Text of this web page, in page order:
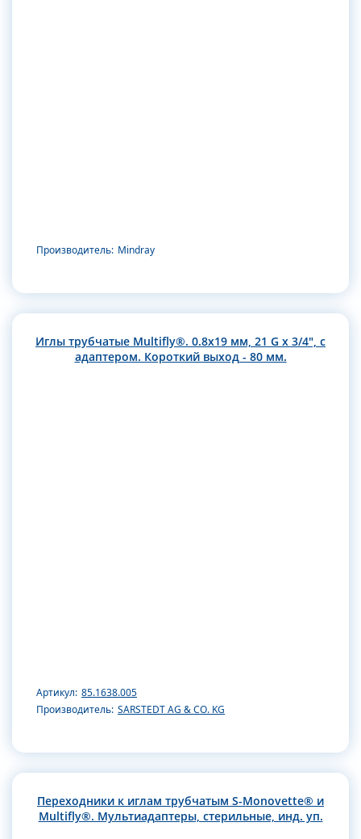
Производитель: Mindray
Иглы трубчатые Multifly®. 0.8х19 мм, 21 G x 3/4", с
адаптером. Короткий выход - 80 мм.
Артикул: 85.1638.005
Производитель: SARSTEDT AG & CO. KG
Переходники к иглам трубчатым S-Monovette® и
Multifly®. Мультиадаптеры, стерильные, инд. уп.